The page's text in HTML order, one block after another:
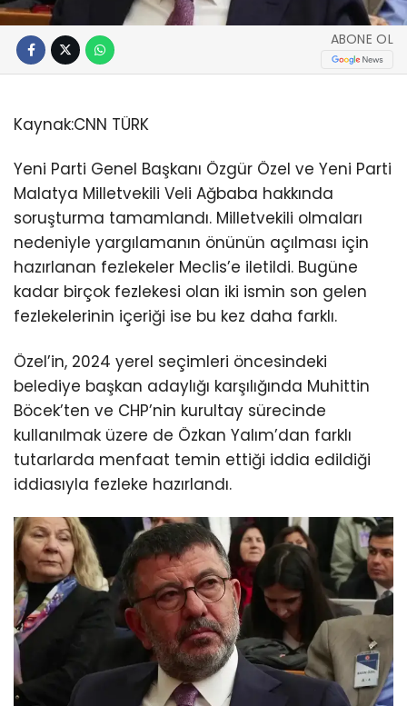
ABONE OL
Kaynak:CNN TÜRK
Yeni Parti Genel Başkanı Özgür Özel ve Yeni Parti
Malatya Milletvekili Veli Ağbaba hakkında
soruşturma tamamlandı. Milletvekili olmaları
nedeniyle yargılamanın önünün açılması için
hazırlanan fezlekeler Meclis’e iletildi. Bugüne
kadar birçok fezlekesi olan iki ismin son gelen
fezlekelerinin içeriği ise bu kez daha farklı.
Özel’in, 2024 yerel seçimleri öncesindeki
belediye başkan adaylığı karşılığında Muhittin
Böcek’ten ve CHP’nin kurultay sürecinde
kullanılmak üzere de Özkan Yalım’dan farklı
tutarlarda menfaat temin ettiği iddia edildiği
iddiasıyla fezleke hazırlandı.